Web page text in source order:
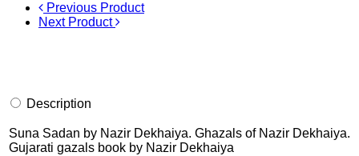
Previous Product
Next Product
Description
Suna Sadan by Nazir Dekhaiya. Ghazals of Nazir Dekhaiya.
Gujarati gazals book by Nazir Dekhaiya